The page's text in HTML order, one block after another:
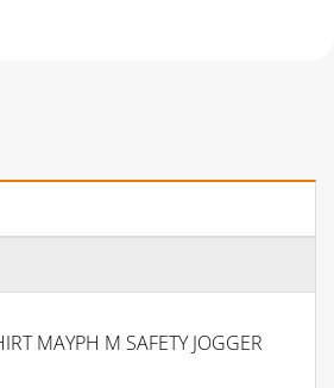
ΜΑΥΡΗ M SAFETY JOGGER